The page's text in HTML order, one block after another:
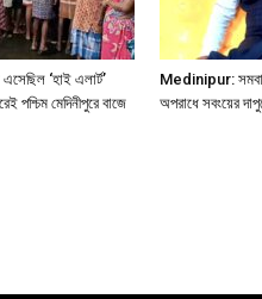
‘হাই এলার্ট’
মেদিনীপুরে বাজে
Medinipur:
অপরাধে সবংয়ের